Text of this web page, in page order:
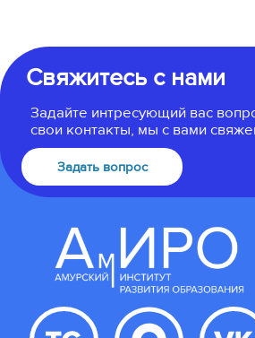
Свяжитесь с нами
Задайте интресующий вас
свои контакты, мы с вами
Задать вопрос